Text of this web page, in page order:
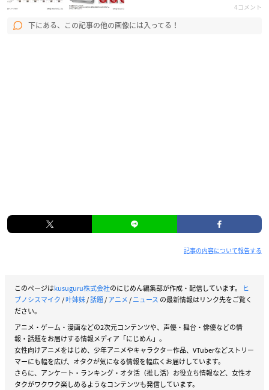
4コメント
下にある、この記事の他の画像には入ってる！
記事の内容について報告する
このページはkusuguru株式会社のにじめん編集部が作成・配信しています。
ヒ
プノシスマイク/叶姉妹/話題/アニメ/ニュース の最新情報はリンク先をご覧く
ださい。
アニメ・ゲーム・漫画などの2次元コンテンツや、声優・舞台・俳優などの情
報・話題をお届けする情報メディア「にじめん」。
女性向けアニメをはじめ、少年アニメやキャラクター作品、VTuberなどストリー
マーにも幅を広げ、オタクが気になる情報を幅広くお届けしています。
さらに、アンケート・ランキング・オタ活（推し活）お役立ち情報など、女性オ
タクがワクワク楽しめるようなコンテンツも発信しています。